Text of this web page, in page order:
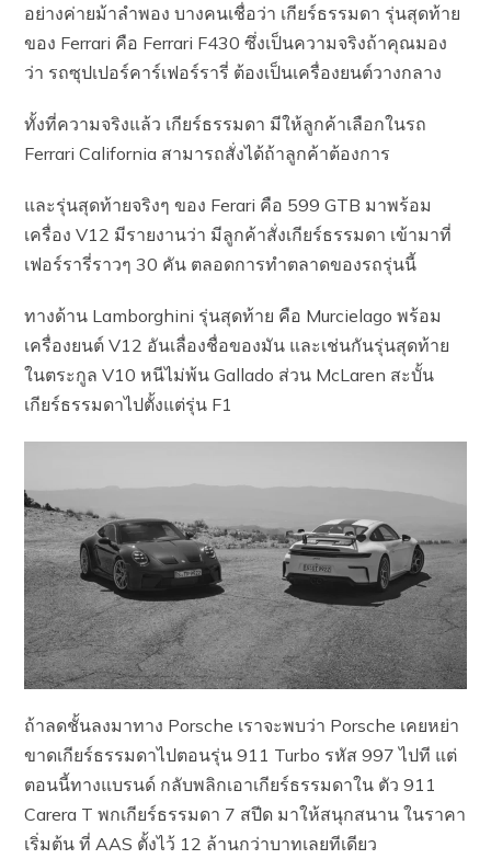
อย่างค่ายม้าลำพอง บางคนเชื่อว่า เกียร์ธรรมดา รุ่นสุดท้าย
ของ Ferrari คือ Ferrari F430 ซึ่งเป็นความจริงถ้าคุณมอง
ว่า รถซุปเปอร์คาร์เฟอร์รารี่ ต้องเป็นเครื่องยนต์วางกลาง
ทั้งที่ความจริงแล้ว เกียร์ธรรมดา มีให้ลูกค้าเลือกในรถ
Ferrari California สามารถสั่งได้ถ้าลูกค้าต้องการ
และรุ่นสุดท้ายจริงๆ ของ Ferari คือ 599 GTB มาพร้อม
เครื่อง V12 มีรายงานว่า มีลูกค้าสั่งเกียร์ธรรมดา เข้ามาที่
เฟอร์รารี่ราวๆ 30 คัน ตลอดการทำตลาดของรถรุ่นนี้
ทางด้าน Lamborghini รุ่นสุดท้าย คือ Murcielago พร้อม
เครื่องยนต์ V12 อันเลื่องชื่อของมัน และเช่นกันรุ่นสุดท้าย
ในตระกูล V10 หนีไม่พ้น Gallado ส่วน McLaren สะบั้น
เกียร์ธรรมดาไปตั้งแต่รุ่น F1
ถ้าลดชั้นลงมาทาง Porsche เราจะพบว่า Porsche เคยหย่า
ขาดเกียร์ธรรมดาไปตอนรุ่น 911 Turbo รหัส 997 ไปที แต่
ตอนนี้ทางแบรนด์ กลับพลิกเอาเกียร์ธรรมดาใน ตัว 911
Carera T พกเกียร์ธรรมดา 7 สปีด มาให้สนุกสนาน ในราคา
เริ่มต้น ที่ AAS ตั้งไว้ 12 ล้านกว่าบาทเลยทีเดียว